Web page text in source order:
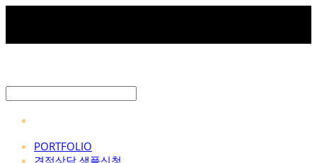
PORTFOLIO
견적상담 샘플신청